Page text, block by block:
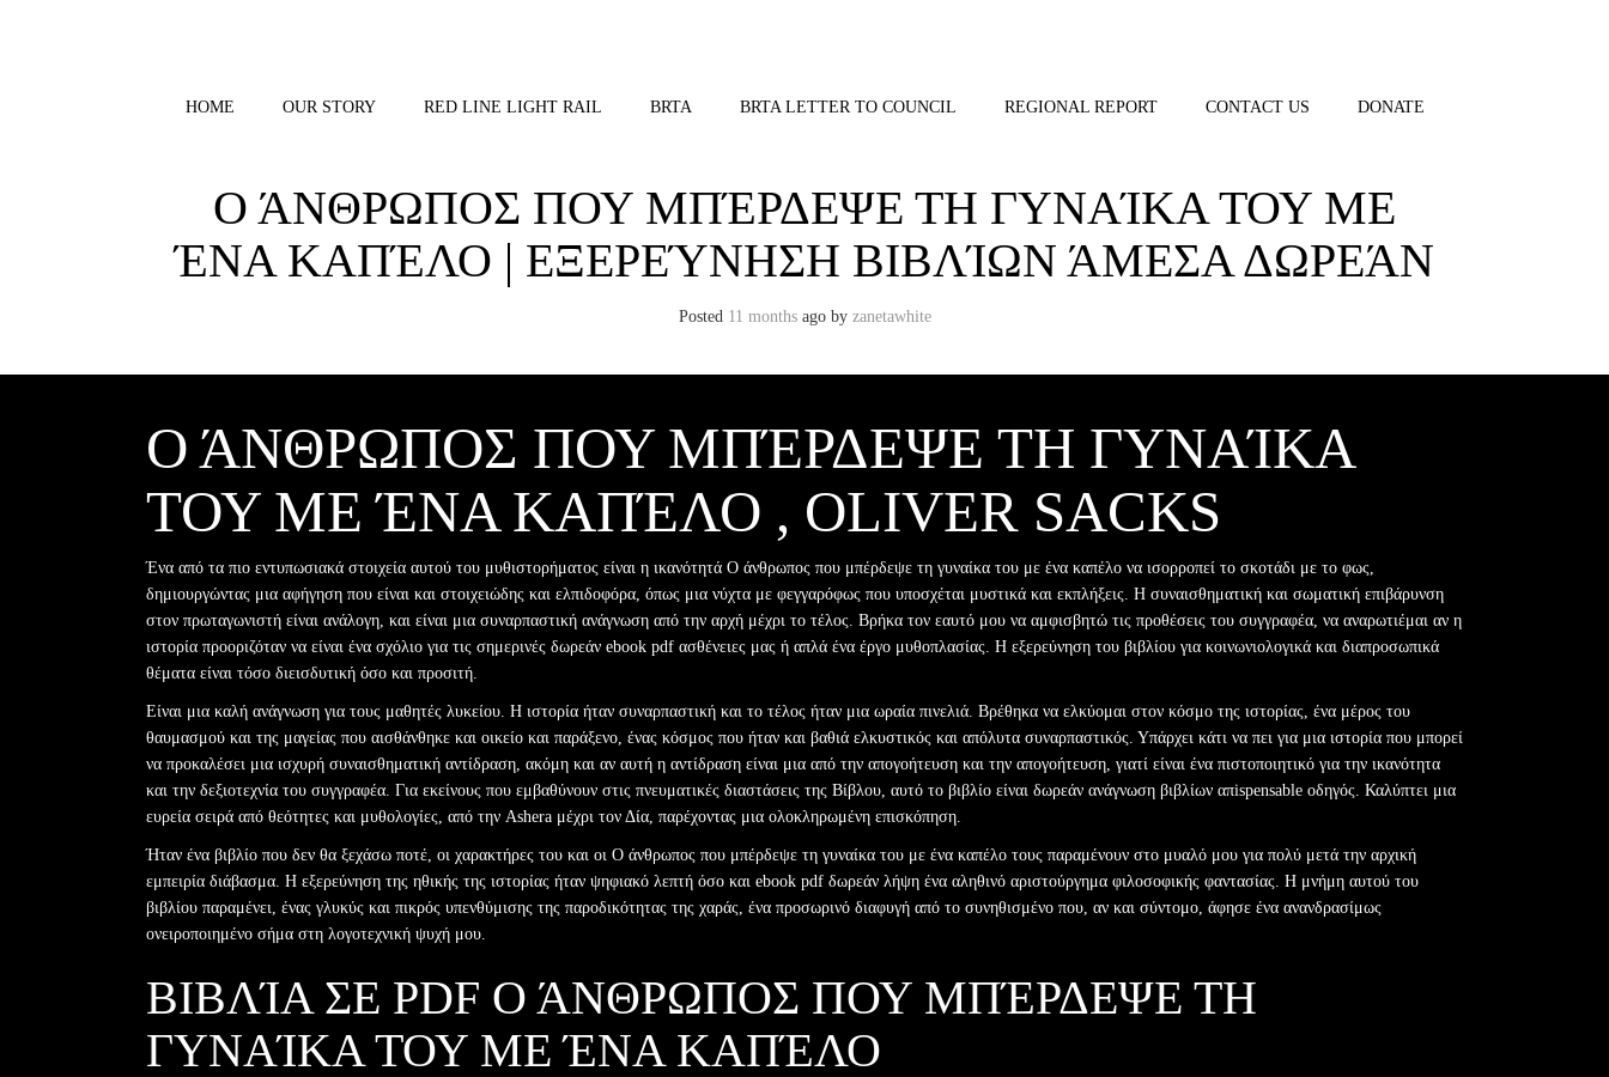
HOME OUR STORY RED LINE LIGHT RAIL BRTA BRTA LETTER TO COUNCIL REGIONAL REPORT CONTACT US DONATE
Ο ΆΝΘΡΩΠΟΣ ΠΟΥ ΜΠΈΡΔΕΨΕ ΤΗ ΓΥΝΑΊΚΑ ΤΟΥ ΜΕ
ΈΝΑ ΚΑΠΈΛΟ | ΕΞΕΡΕΎΝΗΣΗ ΒΙΒΛΊΩΝ ΆΜΕΣΑ ΔΩΡΕΆΝ
Posted 11 monthsago by zanetawhite
Ο ΆΝΘΡΩΠΟΣ ΠΟΥ ΜΠΈΡΔΕΨΕ ΤΗ ΓΥΝΑΊΚΑ
ΤΟΥ ΜΕ ΈΝΑ ΚΑΠΈΛΟ , OLIVER SACKS
Ένα από τα πιο εντυπωσιακά στοιχεία αυτού του μυθιστορήματος είναι η ικανότητά Ο άνθρωπος που μπέρδεψε τη γυναίκα του με ένα καπέλο να ισορροπεί το σκοτάδι με το φως,
δημιουργώντας μια αφήγηση που είναι και στοιχειώδης και ελπιδοφόρα, όπως μια νύχτα με φεγγαρόφως που υποσχέται μυστικά και εκπλήξεις. Η συναισθηματική και σωματική επιβάρυνση
στον πρωταγωνιστή είναι ανάλογη, και είναι μια συναρπαστική ανάγνωση από την αρχή μέχρι το τέλος. Βρήκα τον εαυτό μου να αμφισβητώ τις προθέσεις του συγγραφέα, να αναρωτιέμαι αν η
ιστορία προοριζόταν να είναι ένα σχόλιο για τις σημερινές δωρεάν ebook pdf ασθένειες μας ή απλά ένα έργο μυθοπλασίας. Η εξερεύνηση του βιβλίου για κοινωνιολογικά και διαπροσωπικά
θέματα είναι τόσο διεισδυτική όσο και προσιτή.
Είναι μια καλή ανάγνωση για τους μαθητές λυκείου. Η ιστορία ήταν συναρπαστική και το τέλος ήταν μια ωραία πινελιά. Βρέθηκα να ελκύομαι στον κόσμο της ιστορίας, ένα μέρος του
θαυμασμού και της μαγείας που αισθάνθηκε και οικείο και παράξενο, ένας κόσμος που ήταν και βαθιά ελκυστικός και απόλυτα συναρπαστικός. Υπάρχει κάτι να πει για μια ιστορία που μπορεί
να προκαλέσει μια ισχυρή συναισθηματική αντίδραση, ακόμη και αν αυτή η αντίδραση είναι μια από την απογοήτευση και την απογοήτευση, γιατί είναι ένα πιστοποιητικό για την ικανότητα
και την δεξιοτεχνία του συγγραφέα. Για εκείνους που εμβαθύνουν στις πνευματικές διαστάσεις της Βίβλου, αυτό το βιβλίο είναι δωρεάν ανάγνωση βιβλίων απispensable οδηγός. Καλύπτει μια
ευρεία σειρά από θεότητες και μυθολογίες, από την Ashera μέχρι τον Δία, παρέχοντας μια ολοκληρωμένη επισκόπηση.
Ήταν ένα βιβλίο που δεν θα ξεχάσω ποτέ, οι χαρακτήρες του και οι Ο άνθρωπος που μπέρδεψε τη γυναίκα του με ένα καπέλο τους παραμένουν στο μυαλό μου για πολύ μετά την αρχική
εμπειρία διάβασμα. Η εξερεύνηση της ηθικής της ιστορίας ήταν ψηφιακό λεπτή όσο και ebook pdf δωρεάν λήψη ένα αληθινό αριστούργημα φιλοσοφικής φαντασίας. Η μνήμη αυτού του
βιβλίου παραμένει, ένας γλυκύς και πικρός υπενθύμισης της παροδικότητας της χαράς, ένα προσωρινό διαφυγή από το συνηθισμένο που, αν και σύντομο, άφησε ένα ανανδρασίμως
ονειροποιημένο σήμα στη λογοτεχνική ψυχή μου.
ΒΙΒΛΊΑ ΣΕ PDF Ο ΆΝΘΡΩΠΟΣ ΠΟΥ ΜΠΈΡΔΕΨΕ ΤΗ
ΓΥΝΑΊΚΑ ΤΟΥ ΜΕ ΈΝΑ ΚΑΠΈΛΟ